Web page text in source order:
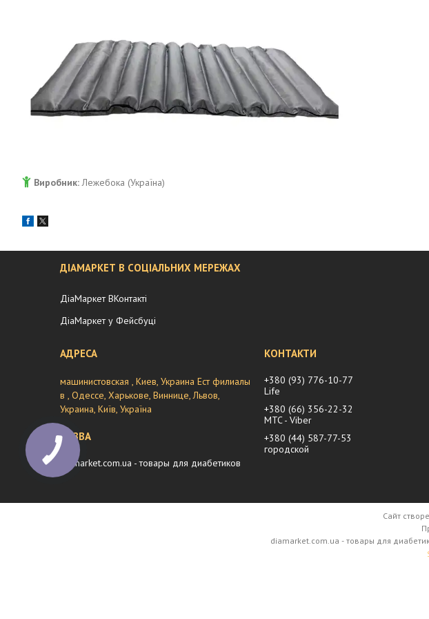
Виробник:Лежебока (Україна)
ДІАМАРКЕТ В СОЦІАЛЬНИХ МЕРЕЖАХ
ДіаМаркет ВКонтакті
ДіаМаркет у Фейсбуці
машинистовская , Киев, Украина Ест филиалы
в , Одессе, Харькове, Виннице, Львов,
Украина, Київ, Україна
diamarket.com.ua - товары для диабетиков
+380 (93) 776-10-77
Life
+380 (66) 356-22-32
MTC - Viber
+380 (44) 587-77-53
городской
Сайт